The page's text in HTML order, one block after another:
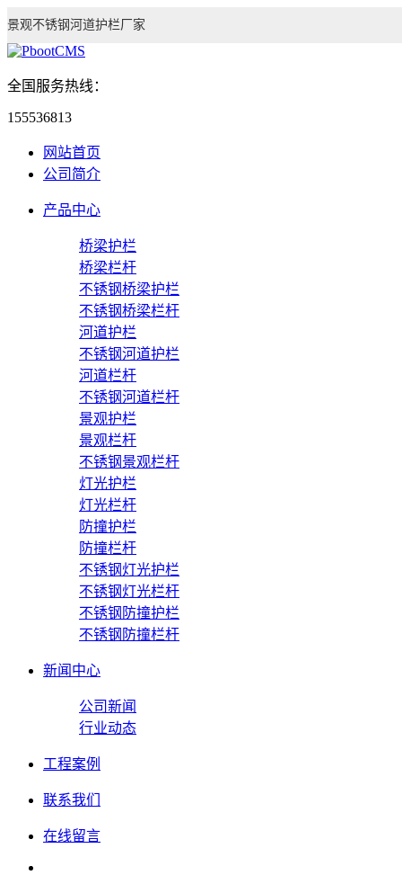
景观不锈钢河道护栏厂家
全国服务热线：
155536813
网站首页
公司简介
产品中心
桥梁护栏
桥梁栏杆
不锈钢桥梁护栏
不锈钢桥梁栏杆
河道护栏
不锈钢河道护栏
河道栏杆
不锈钢河道栏杆
景观护栏
景观栏杆
不锈钢景观栏杆
灯光护栏
灯光栏杆
防撞护栏
防撞栏杆
不锈钢灯光护栏
不锈钢灯光栏杆
不锈钢防撞护栏
不锈钢防撞栏杆
新闻中心
公司新闻
行业动态
工程案例
联系我们
在线留言